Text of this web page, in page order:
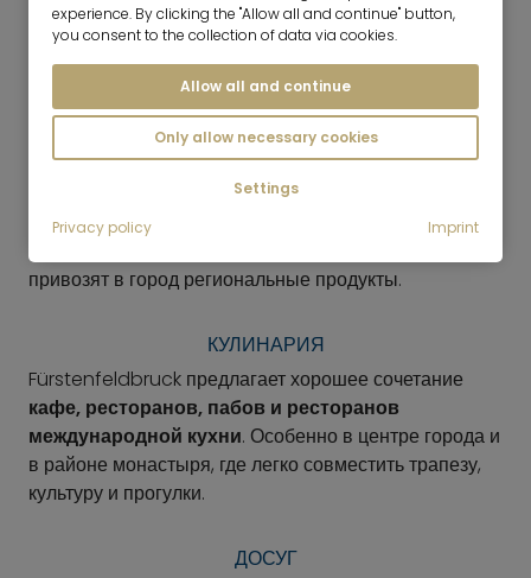
ШОПИНГ
Центр города идеально подходит для прогулок и
выполнения повседневных поручений. В
есть второй торговый центр с более крупными
магазинами; еженедельные и фермерские рынки
привозят в город региональные продукты.
КУЛИНАРИЯ
Fürstenfeldbruck предлагает хорошее сочетание
кафе, ресторанов, пабов и ресторанов
международной кухни. Особенно в центре города и
в районе монастыря, где легко совместить трапезу,
культуру и прогулки.
ДОСУГ
experience. By clicking the "Allow all and continue" button,
you consent to the collection of data via cookies.
Allow all and continue
Only allow necessary cookies
Settings
Privacy policy
Imprint